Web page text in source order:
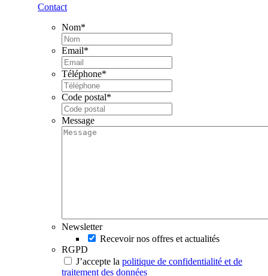
Contact
Nom*
Email*
Téléphone*
Code postal*
Message
Newsletter
Recevoir nos offres et actualités
RGPD
J’accepte la politique de confidentialité et de
traitement des données